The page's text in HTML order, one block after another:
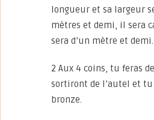
longueur et sa largeur
mètres et demi, il sera
sera d’un mètre et demi.
2 Aux 4 coins, tu feras
sortiront de l’autel et tu
bronze.